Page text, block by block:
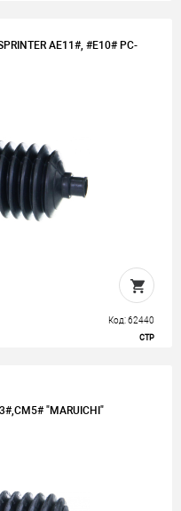
AE11#, #E10# PC-
Код: 62440
СТР
"MARUICHI"